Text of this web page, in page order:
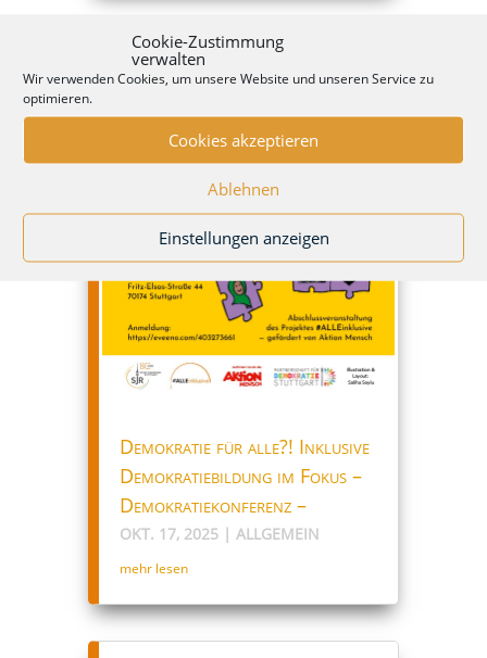
Cookie-Zustimmung
verwalten
Wir verwenden Cookies, um unsere Website und unseren Service zu
optimieren.
Cookies akzeptieren
Ablehnen
Einstellungen anzeigen
Demokratie für alle?! Inklusive
Demokratiebildung im Fokus –
Demokratiekonferenz –
OKT. 17, 2025| ALLGEMEIN
mehr lesen